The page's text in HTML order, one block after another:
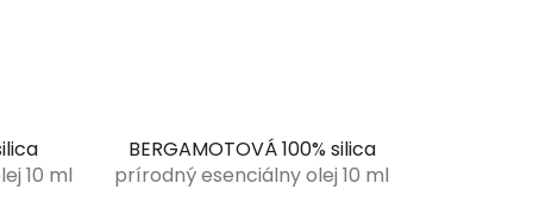
10 ml
BERGAMOTOVÁ 100% silica
prírodný esenciálny olej 10 ml